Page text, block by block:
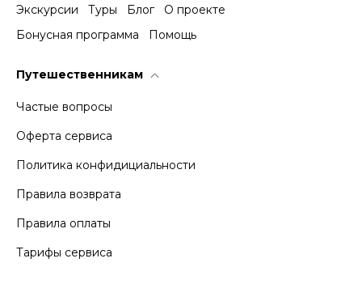
Экскурсии Туры Блог
О проекте
Бонусная программа
Помощь
Путешественникам
Частые вопросы
Оферта сервиса
Политика конфидициальности
Правила возврата
Правила оплаты
Тарифы сервиса